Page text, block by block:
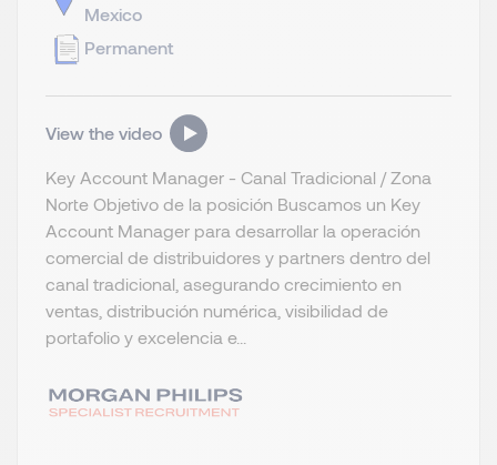
Mexico
Permanent
View the video
Key Account Manager - Canal Tradicional / Zona
Norte Objetivo de la posición Buscamos un Key
Account Manager para desarrollar la operación
comercial de distribuidores y partners dentro del
canal tradicional, asegurando crecimiento en
ventas, distribución numérica, visibilidad de
portafolio y excelencia e...